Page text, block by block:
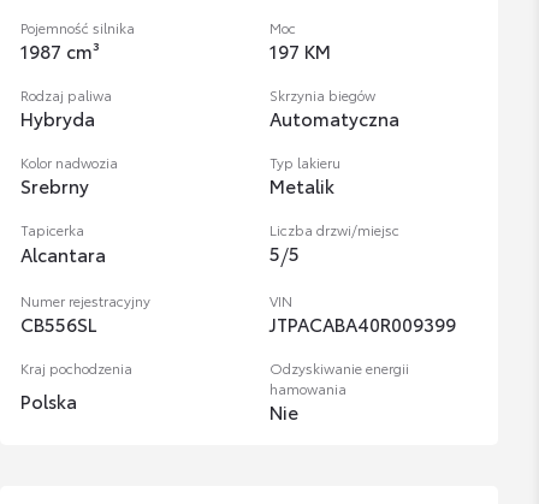
Pojemność silnika
1987 cm³
Moc
197 KM
Rodzaj paliwa
Hybryda
Skrzynia biegów
Automatyczna
Kolor nadwozia
Srebrny
Typ lakieru
Metalik
Tapicerka
Alcantara
Liczba drzwi/miejsc
5/5
Numer rejestracyjny
CB556SL
VIN
JTPACABA40R009399
Kraj pochodzenia
Polska
Odzyskiwanie energii
hamowania
Nie